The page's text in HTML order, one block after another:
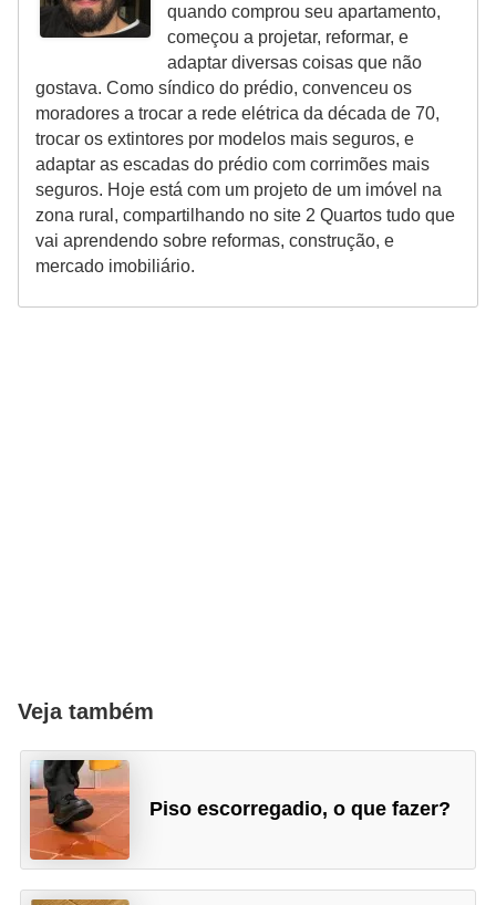
quando comprou seu apartamento,
começou a projetar, reformar, e
adaptar diversas coisas que não
gostava. Como síndico do prédio, convenceu os
moradores a trocar a rede elétrica da década de 70,
trocar os extintores por modelos mais seguros, e
adaptar as escadas do prédio com corrimões mais
seguros. Hoje está com um projeto de um imóvel na
zona rural, compartilhando no site 2 Quartos tudo que
vai aprendendo sobre reformas, construção, e
mercado imobiliário.
Veja também
Piso escorregadio, o que fazer?